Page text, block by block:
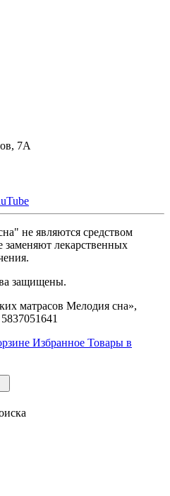
7А
не являются средством
заменяют лекарственных
защищены.
матрасов Мелодия сна»,
Избранное Товары в